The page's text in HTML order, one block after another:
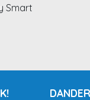
Smart